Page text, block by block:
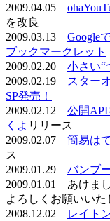
2009.04.05
を改良
2009.03.13 Google
ブックマークレット
2009.02.20 小さい“
2009.02.19
スター
SP発売！
2009.02.12 公開
くよ リリース
2009.02.07 簡易は
ス
2009.01.29 バンブ
2009.01.01 あけま
よろしくお願いいた
2008.12.02
レイト